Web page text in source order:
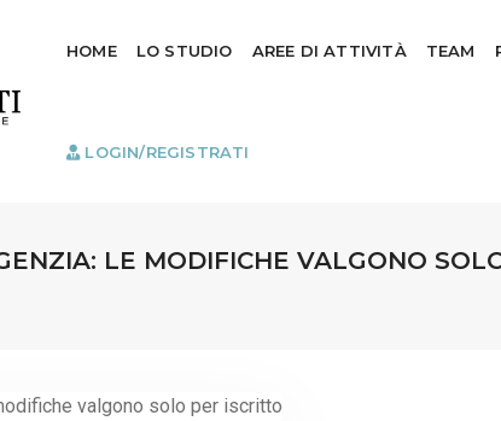
HOME LO STUDIO AREE DI ATTIVITÀ TEAM
LOGIN/REGISTRATI
LE MODIFICHE VALGONO